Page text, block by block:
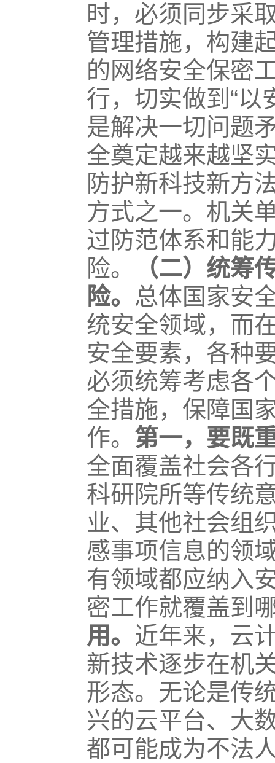
时，必须同步采
管理措施，构建
的网络安全保密
行，切实做到“以
是解决一切问题
全奠定越来越坚
防护新科技新方
方式之一。机关
过防范体系和能
险。
（二）统筹
险。 总体国家安
统安全领域，而
安全要素，各种
必须统筹考虑各
全措施，保障国
作。 第一，要既
全面覆盖社会各
科研院所等传统
业、其他社会组
感事项信息的领
有领域都应纳入
密工作就覆盖到
用。 近年来，云
新技术逐步在机
形态。无论是传
兴的云平台、大
都可能成为不法